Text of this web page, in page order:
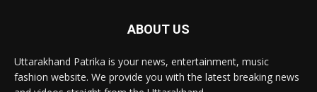
ABOUT US
Uttarakhand Patrika is your news, entertainment, music
fashion website. We provide you with the latest breaking news